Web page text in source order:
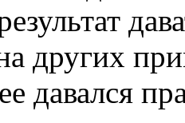
других
давался